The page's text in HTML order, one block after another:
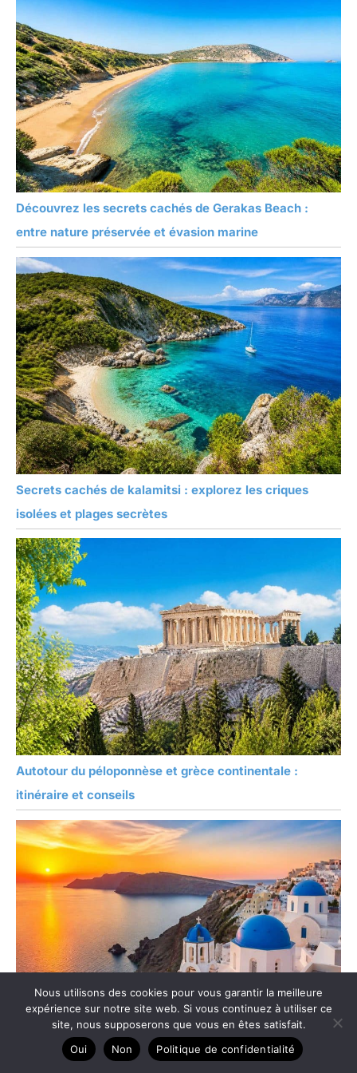
travaux en extérieur, à la
transformation
alimentaire, au nettoyage
domestique, aux travaux
en laboratoire, etc.
(Remarque : ce
respirateur facial intégral
convient moins bien aux
personnes portant des
lunettes.)
Découvrez les secrets cachés de Gerakas Beach :
entre nature préservée et évasion marine
Secrets cachés de kalamitsi : explorez les criques
isolées et plages secrètes
Autotour du péloponnèse et grèce continentale :
itinéraire et conseils
Conseils pratiques pour voyager en ferry en Grèce
Nous utilisons des cookies pour vous garantir la meilleure
expérience sur notre site web. Si vous continuez à utiliser ce
site, nous supposerons que vous en êtes satisfait.
Oui
Non Politique de confidentialité